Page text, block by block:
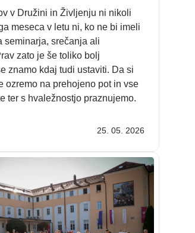
v Družini in Življenju ni nikoli
meseca v letu ni, ko ne bi imeli
seminarja, srečanja ali
zato je še toliko bolj
znamo kdaj tudi ustaviti. Da si
ozremo na prehojeno pot in vse
ter s hvaležnostjo praznujemo.
25. 05. 2026